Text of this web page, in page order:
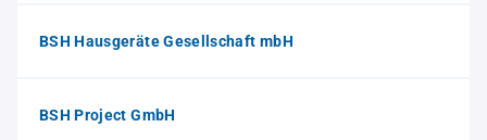
BSH Hausgeräte Gesellschaft mbH
BSH Project GmbH